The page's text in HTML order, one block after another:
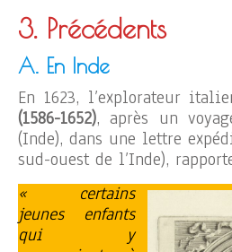
3. Précédents
A. En Inde
En 1623, l’explorateur
(1586-1652), après un
(Inde), dans une lettre
sud-ouest de l’Inde),
« certains
jeunes enfants
qui y